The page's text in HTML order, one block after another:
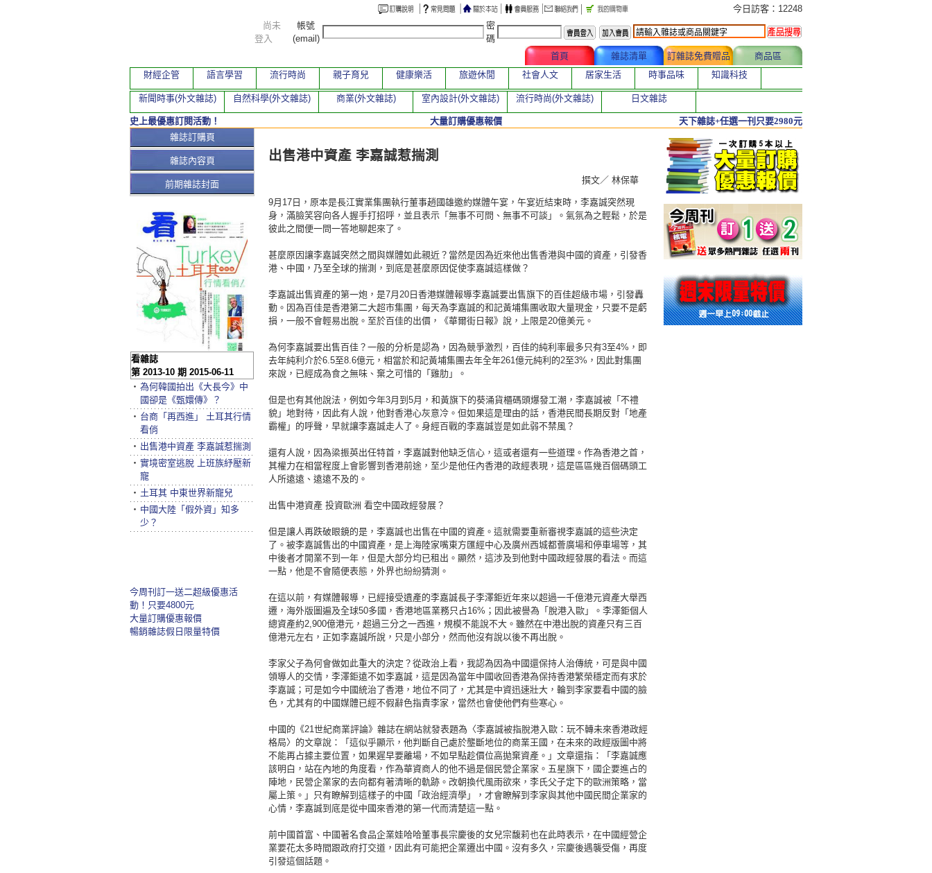
本期文章
出售港中資產 李嘉誠惹揣測
撰文／ 林保華
9月17日，原本是長江實業集團執行董事趙國雄邀約媒體午宴，午宴近結束時，李嘉誠突然現
身，滿臉笑容向各人握手打招呼，並且表示「無事不可問、無事不可談」。氣氛為之輕鬆，於是
彼此之間便一問一答地聊起來了。
甚麼原因讓李嘉誠突然之間與媒體如此親近？當然是因為近來他出售香港與中國的資產，引發香
港、中國，乃至全球的揣測，到底是甚麼原因促使李嘉誠這樣做？
李嘉誠出售資產的第一炮，是7月20日香港媒體報導李嘉誠要出售旗下的百佳超級市場，引發轟
動。因為百佳是香港第二大超市集團，每天為李嘉誠的和記黃埔集團收取大量現金，只要不是虧
損，一般不會輕易出脫。至於百佳的出價，《華爾街日報》說，上限是20億美元。
為何李嘉誠要出售百佳？一般的分析是認為，因為競爭激烈，百佳的純利率最多只有3至4%，即
去年純利介於6.5至8.6億元，相當於和記黃埔集團去年全年261億元純利的2至3%，因此對集團
來說，已經成為食之無味、棄之可惜的「雞肋」。
但是也有其他說法，例如今年3月到5月，和黃旗下的葵涌貨櫃碼頭爆發工潮，李嘉誠被「不禮
貌」地對待，因此有人說，他對香港心灰意冷。但如果這是理由的話，香港民間長期反對「地產
霸權」的呼聲，早就讓李嘉誠走人了。身經百戰的李嘉誠豈是如此弱不禁風？
還有人說，因為梁振英出任特首，李嘉誠對他缺乏信心，這或者還有一些道理。作為香港之首，
其權力在相當程度上會影響到香港前途，至少是他任內香港的政經表現，這是區區幾百個碼頭工
人所遠遠、遠遠不及的。
出售中港資產 投資歐洲 看空中國政經發展？
但是讓人再跌破眼鏡的是，李嘉誠也出售在中國的資產。這就需要重新審視李嘉誠的這些決定
了。被李嘉誠售出的中國資產，是上海陸家嘴東方匯經中心及廣州西城都薈廣場和停車場等，其
中後者才開業不到一年，但是大部分均已租出。顯然，這涉及到他對中國政經發展的看法。而這
一點，他是不會隨便表態，外界也紛紛猜測。
在這以前，有媒體報導，已經接受遺產的李嘉誠長子李澤鉅近年來以超過一千億港元資產大舉西
遷，海外版圖遍及全球50多國，香港地區業務只占16%；因此被譽為「脫港入歐」。李澤鉅個人
總資產約2,900億港元，超過三分之一西進，規模不能說不大。雖然在中港出脫的資產只有三百
億港元左右，正如李嘉誠所說，只是小部分，然而他沒有說以後不再出脫。
李家父子為何會做如此重大的決定？從政治上看，我認為因為中國還保持人治傳統，可是與中國
領導人的交情，李澤鉅遠不如李嘉誠，這是因為當年中國收回香港為保持香港繁榮穩定而有求於
李嘉誠；可是如今中國統治了香港，地位不同了，尤其是中資迅速壯大，輪到李家要看中國的臉
色，尤其有的中國媒體已經不假辭色指責李家，當然也會使他們有些寒心。
中國的《21世紀商業評論》雜誌在網站就發表題為〈李嘉誠被指脫港入歐：玩不轉未來香港政經
格局〉的文章說：「這似乎顯示，他判斷自己處於壟斷地位的商業王國，在未來的政經版圖中將
不能再占據主要位置，如果遲早要離場，不如早點趁價位高拋棄資產。」文章還指：「李嘉誠應
該明白，站在內地的角度看，作為華資商人的他不過是個民營企業家。五星旗下，國企要進占的
陣地，民營企業家的去向都有著清晰的軌跡。改朝換代風雨欲來，李氏父子定下的歐洲策略，當
屬上策。」只有瞭解到這樣子的中國「政治經濟學」，才會瞭解到李家與其他中國民間企業家的
心情，李嘉誠到底是從中國來香港的第一代而清楚這一點。
前中國首富、中國著名食品企業娃哈哈董事長宗慶後的女兒宗馥莉也在此時表示，在中國經營企
業要花太多時間跟政府打交道，因此有可能把企業遷出中國。沒有多久，宗慶後遇襲受傷，再度
引發這個話題。
雜誌訂購頁
雜誌內容頁
前期雜誌封面
看雜誌
第 2013-10 期 2015-06-11
‧ 為何韓國拍出《大長今》中
國卻是《甄嬛傳》？
‧ 台商「再西進」 土耳其行情
看俏
‧ 出售港中資產 李嘉誠惹揣測
‧ 實境密室逃脫 上班族紓壓新
寵
‧ 土耳其 中東世界新寵兒
‧ 中國大陸「假外資」知多
少？
今周刊訂一送二超級優惠活
動！只要4800元
大量訂購優惠報價
暢銷雜誌假日限量特價
今日訪客：12248
尚未
登入
帳號
(email)
密
碼
首頁 雜誌清單 訂雜誌免費贈品
商品區
財經企管
語言學習 流行時尚 親子育兒 健康樂活 旅遊休閒 社會人文 居家生活 時事品味 知識科技
新聞時事(外文雜誌) 自然科學(外文雜誌) 商業(外文雜誌) 室內設計(外文雜誌) 流行時尚(外文雜誌) 日文雜誌
史上最優惠訂閱活動！ 大量訂購優惠報價 天下雜誌+任選一刊只要2980元